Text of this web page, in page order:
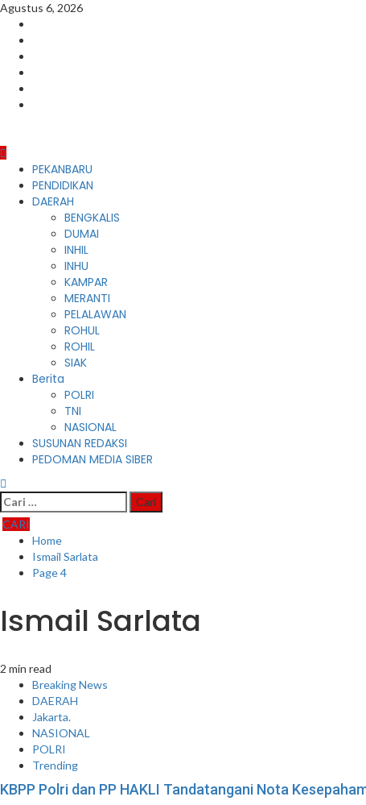
Skip
content
Agustus 6, 2026
Primary
Menu
PEKANBARU
PENDIDIKAN
DAERAH
BENGKALIS
DUMAI
INHIL
INHU
KAMPAR
MERANTI
PELALAWAN
ROHUL
ROHIL
SIAK
Berita
POLRI
TNI
NASIONAL
SUSUNAN REDAKSI
PEDOMAN MEDIA SIBER
Cari
untuk:
CARI
Home
Ismail Sarlata
Page 4
Ismail Sarlata
2 min read
Breaking News
DAERAH
Jakarta.
NASIONAL
POLRI
Trending
KBPP Polri dan PP HAKLI Tandatangani Nota